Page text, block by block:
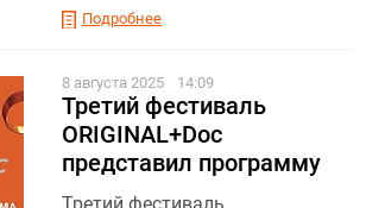
Подробнее
8 августа 2025 14:09
Третий фестиваль
ORIGINAL+Doc
представил программу